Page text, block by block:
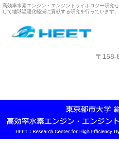
高効率水素エンジン・エンジントライボロジー研究
して地球温暖化軽減に貢献する研究を行っています。
〒158-